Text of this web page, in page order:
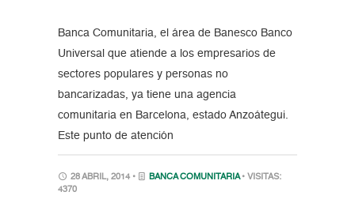
Banca Comunitaria, el área de Banesco Banco
Universal que atiende a los empresarios de
sectores populares y personas no
bancarizadas, ya tiene una agencia
comunitaria en Barcelona, estado Anzoátegui.
Este punto de atención
28 ABRIL, 2014 • BANCA COMUNITARIA • VISITAS:
4370